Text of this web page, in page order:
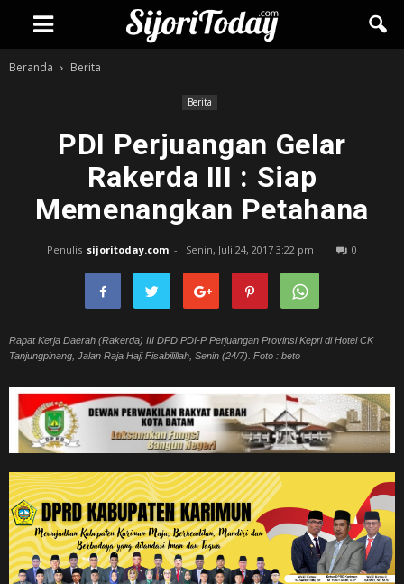
Beranda Berita
Berita
PDI Perjuangan Gelar
Rakerda III : Siap
Memenangkan Petahana
Penulis sijoritoday.com - Senin, Juli 24, 2017 3:22 pm 0
Rapat Kerja Daerah (Rakerda) III DPD PDI-P Perjuangan Provinsi Kepri di Hotel CK
Tanjungpinang, Jalan Raja Haji Fisabilillah, Senin (24/7). Foto : beto